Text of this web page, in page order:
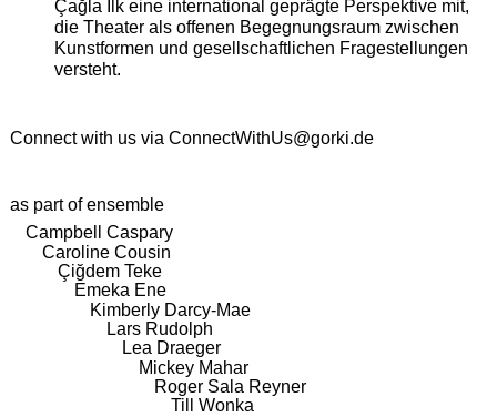
Çağla Ilk eine international geprägte Perspektive mit,
die Theater als offenen Begegnungsraum zwischen
Kunstformen und gesellschaftlichen Fragestellungen
versteht.
Connect with us via ConnectWithUs@gorki.de
as part of ensemble
Campbell Caspary
Caroline Cousin
Çiğdem Teke
Emeka Ene
Kimberly Darcy-Mae
Lars Rudolph
Lea Draeger
Mickey Mahar
Roger Sala Reyner
Till Wonka